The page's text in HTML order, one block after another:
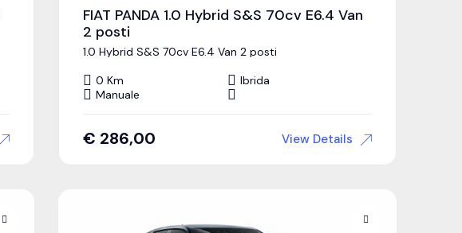
FIAT PANDA 1.0 Hybrid S&S 70cv E6.4 Van
2 posti
1.0 Hybrid S&S 70cv E6.4 Van 2 posti
0 Km
Ibrida
Manuale
€ 286,00 View Details